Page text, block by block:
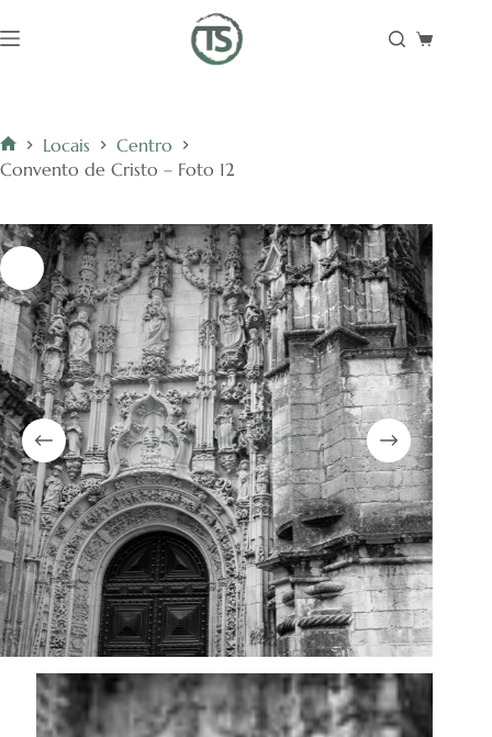
para
Carrinho
Início
Locais
Centro
Convento de Cristo – Foto 12